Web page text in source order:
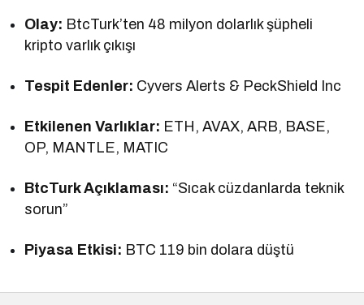
Olay: BtcTurk’ten 48 milyon dolarlık şüpheli
kripto varlık çıkışı
Tespit Edenler: Cyvers Alerts & PeckShield Inc
Etkilenen Varlıklar: ETH, AVAX, ARB, BASE,
OP, MANTLE, MATIC
BtcTurk Açıklaması: “Sıcak cüzdanlarda teknik
sorun”
Piyasa Etkisi: BTC 119 bin dolara düştü